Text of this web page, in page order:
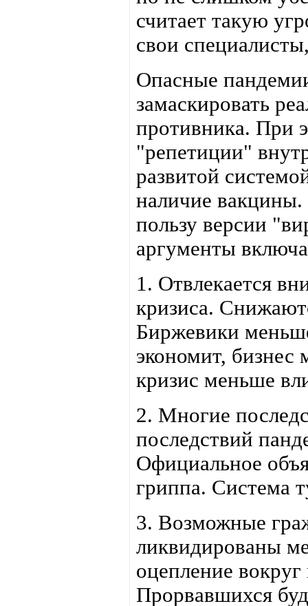
считает такую
свои
Опасные
замаскировать
противника. При
"репетиции"
развитой
наличие вакцины.
пользу версии
аргументы
1. Отвлекается
кризиса.
Биржевики
экономит,
кризис меньше
2. Многие
последствий
Официальное
гриппа. Система
3. Возможные
ликвидированы
оцепление
Прорвавшихся